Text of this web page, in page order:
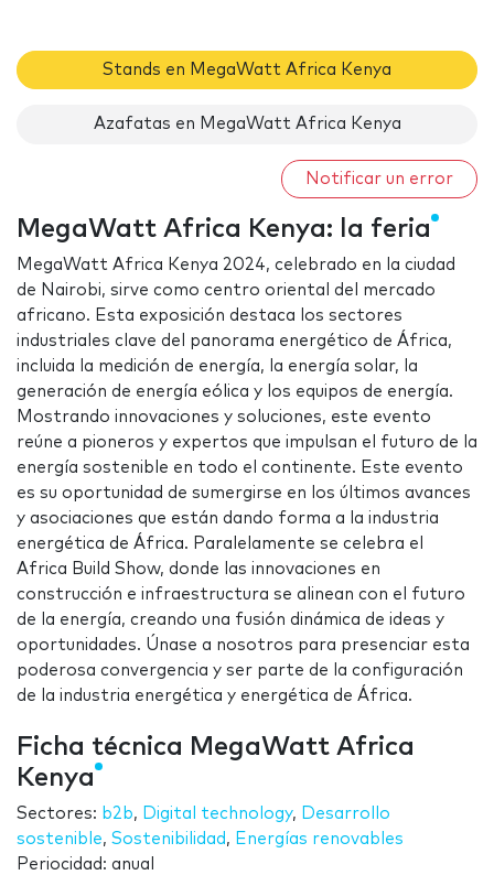
Stands en MegaWatt Africa Kenya
Azafatas en MegaWatt Africa Kenya
Notificar un error
MegaWatt Africa Kenya: la feria
MegaWatt Africa Kenya 2024, celebrado en la ciudad
de Nairobi, sirve como centro oriental del mercado
africano. Esta exposición destaca los sectores
industriales clave del panorama energético de África,
incluida la medición de energía, la energía solar, la
generación de energía eólica y los equipos de energía.
Mostrando innovaciones y soluciones, este evento
reúne a pioneros y expertos que impulsan el futuro de la
energía sostenible en todo el continente. Este evento
es su oportunidad de sumergirse en los últimos avances
y asociaciones que están dando forma a la industria
energética de África. Paralelamente se celebra el
Africa Build Show, donde las innovaciones en
construcción e infraestructura se alinean con el futuro
de la energía, creando una fusión dinámica de ideas y
oportunidades. Únase a nosotros para presenciar esta
poderosa convergencia y ser parte de la configuración
de la industria energética y energética de África.
Ficha técnica MegaWatt Africa
Kenya
Sectores: b2b, Digital technology, Desarrollo
sostenible, Sostenibilidad , Energías renovables
Periocidad: anual